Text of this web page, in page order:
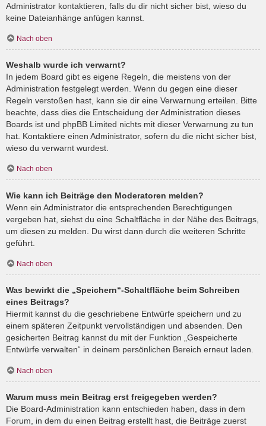
Administrator kontaktieren, falls du dir nicht sicher bist, wieso du
keine Dateianhänge anfügen kannst.
Nach oben
Weshalb wurde ich verwarnt?
In jedem Board gibt es eigene Regeln, die meistens von der
Administration festgelegt werden. Wenn du gegen eine dieser
Regeln verstoßen hast, kann sie dir eine Verwarnung erteilen. Bitte
beachte, dass dies die Entscheidung der Administration dieses
Boards ist und phpBB Limited nichts mit dieser Verwarnung zu tun
hat. Kontaktiere einen Administrator, sofern du die nicht sicher bist,
wieso du verwarnt wurdest.
Nach oben
Wie kann ich Beiträge den Moderatoren melden?
Wenn ein Administrator die entsprechenden Berechtigungen
vergeben hat, siehst du eine Schaltfläche in der Nähe des Beitrags,
um diesen zu melden. Du wirst dann durch die weiteren Schritte
geführt.
Nach oben
Was bewirkt die „Speichern“-Schaltfläche beim Schreiben
eines Beitrags?
Hiermit kannst du die geschriebene Entwürfe speichern und zu
einem späteren Zeitpunkt vervollständigen und absenden. Den
gesicherten Beitrag kannst du mit der Funktion „Gespeicherte
Entwürfe verwalten“ in deinem persönlichen Bereich erneut laden.
Nach oben
Warum muss mein Beitrag erst freigegeben werden?
Die Board-Administration kann entschieden haben, dass in dem
Forum, in dem du einen Beitrag erstellt hast, die Beiträge zuerst